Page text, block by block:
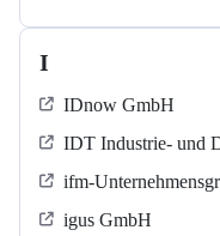
I
IDnow GmbH
IDT Industrie- und
ifm-
igus GmbH